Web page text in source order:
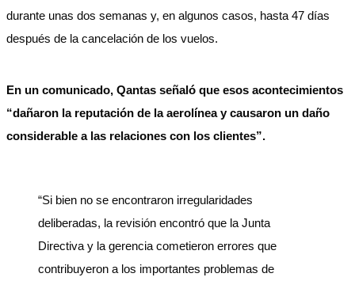
durante unas dos semanas y, en algunos casos, hasta 47 días
después de la cancelación de los vuelos.
En un comunicado, Qantas señaló que esos acontecimientos
“dañaron la reputación de la aerolínea y causaron un daño
considerable a las relaciones con los clientes”.
“Si bien no se encontraron irregularidades
deliberadas, la revisión encontró que la Junta
Directiva y la gerencia cometieron errores que
contribuyeron a los importantes problemas de